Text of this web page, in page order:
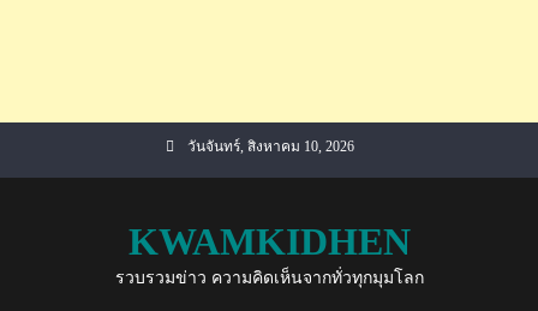
วันจันทร์, สิงหาคม 10, 2026
KWAMKIDHEN
รวบรวมข่าว ความคิดเห็นจากทั่วทุกมุมโลก